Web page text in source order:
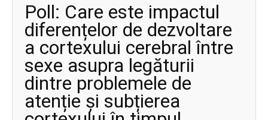
Poll: Care este impactul
diferențelor de dezvoltare
a cortexului cerebral între
sexe asupra legăturii
dintre problemele de
atenție și subțierea